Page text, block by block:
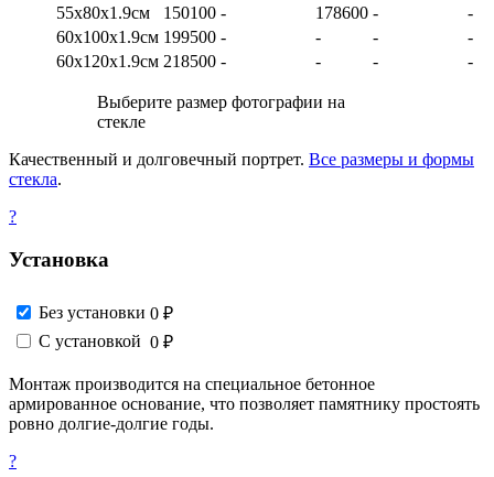
55х80х1.9см
150100 - 178600 -
-
60х100х1.9см 199500 - - -
-
60х120х1.9см 218500 - - - -
Выберите размер фотографии на
стекле
Качественный и долговечный портрет. Все размеры и формы
стекла.
?
Установка
Без установки 0 ₽
С установкой 0 ₽
Монтаж производится на специальное бетонное
армированное основание, что позволяет памятнику простоять
ровно долгие-долгие годы.
?